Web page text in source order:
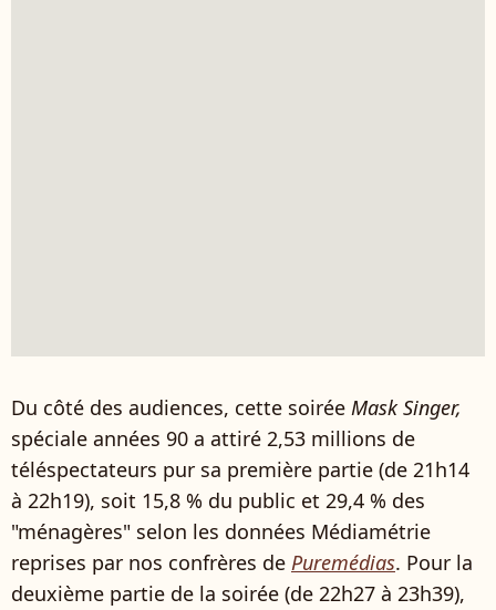
Du côté des audiences, cette soirée Mask Singer,
spéciale années 90 a attiré 2,53 millions de
téléspectateurs pur sa première partie (de 21h14
à 22h19), soit 15,8 % du public et 29,4 % des
"ménagères" selon les données Médiamétrie
reprises par nos confrères de Puremédias. Pour la
deuxième partie de la soirée (de 22h27 à 23h39),